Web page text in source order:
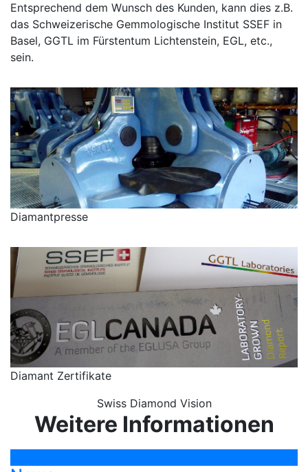
Entsprechend dem Wunsch des Kunden, kann dies z.B.
das Schweizerische Gemmologische Institut SSEF in
Basel, GGTL im Fürstentum Lichtenstein, EGL, etc.,
sein.
Diamantpresse
Diamant Zertifikate
Swiss Diamond Vision
Weitere Informationen